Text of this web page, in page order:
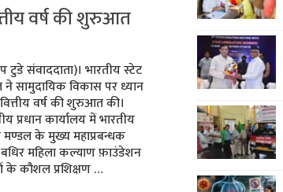
वर्ष की शुरुआत
संवाददाता)। भारतीय स्टेट
विकास पर ध्यान
वर्ष की शुरुआत की।
प्रधान कार्यालय में भारतीय
के मुख्य महाप्रबन्धक
महिला कल्याण फ़ाउंडेशन
के कौशल प्रशिक्षण …